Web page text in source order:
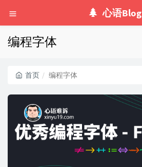
心语Blog
编程字体
首页 编程字体